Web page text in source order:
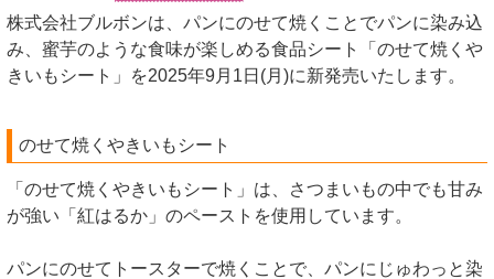
株式会社ブルボンは、パンにのせて焼くことでパンに染み込
み、蜜芋のような食味が楽しめる食品シート「のせて焼くや
きいもシート」を2025年9月1日(月)に新発売いたします。
のせて焼くやきいもシート
「のせて焼くやきいもシート」は、さつまいもの中でも甘み
が強い「紅はるか」のペーストを使用しています。
パンにのせてトースターで焼くことで、パンにじゅわっと染